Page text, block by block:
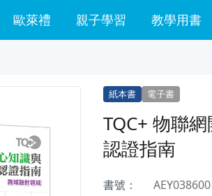
歐萊禮 親子學習 教學用書
紙本書 電子書
TQC+ 物聯
認證指南
書號：
AEY038600